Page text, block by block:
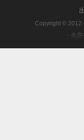
Copyright © 2012
－免